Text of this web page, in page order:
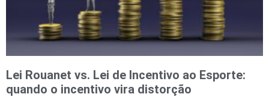
Lei Rouanet vs. Lei de Incentivo ao Esporte:
quando o incentivo vira distorção